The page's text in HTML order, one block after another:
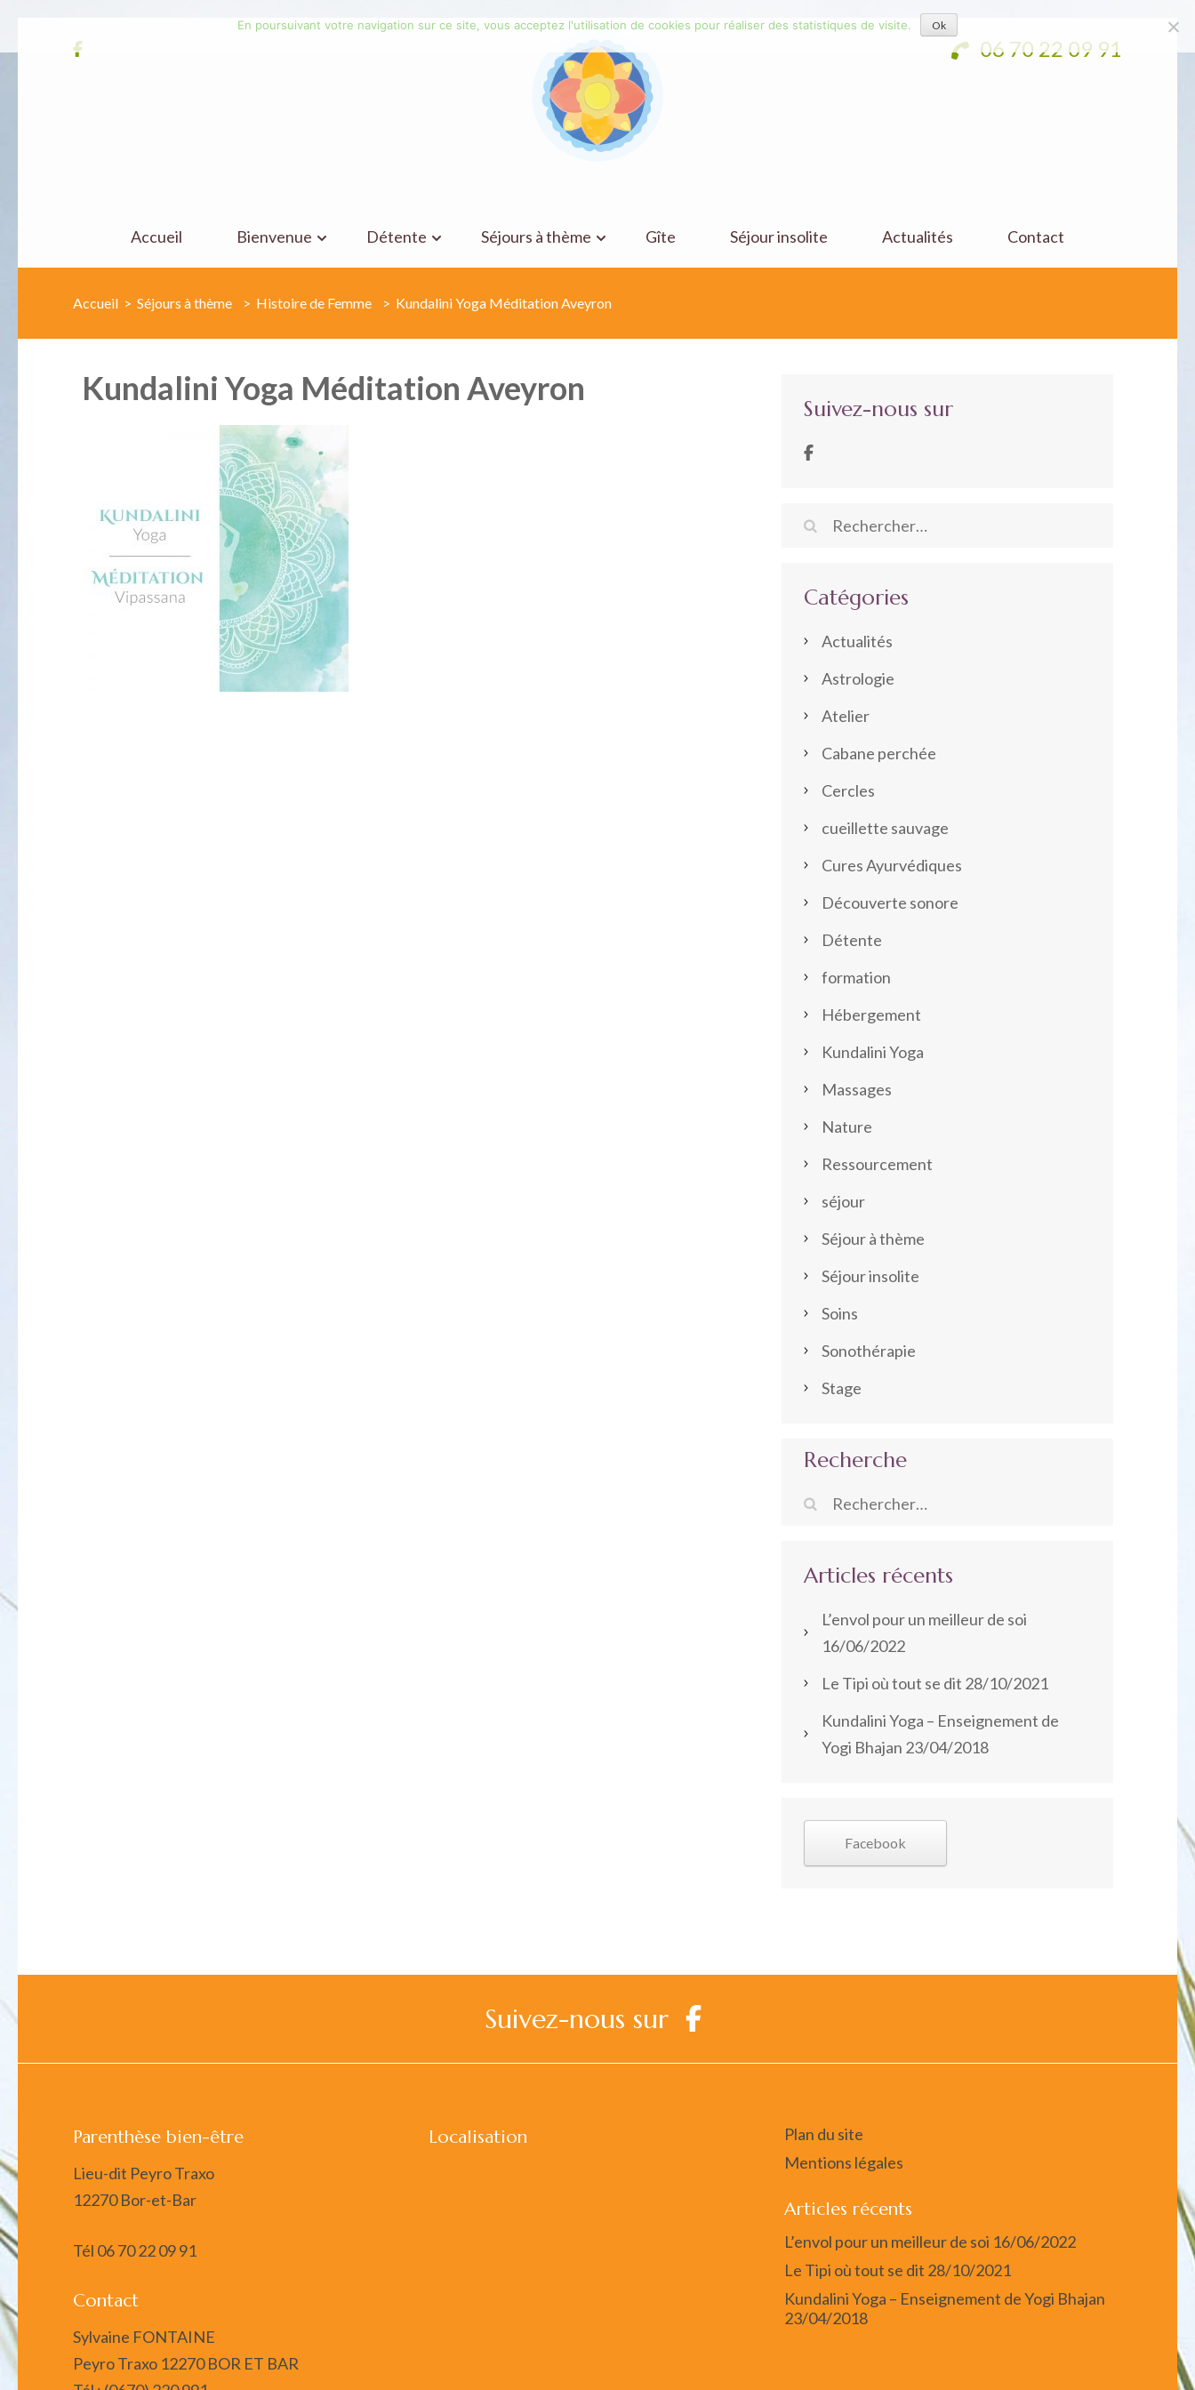
au
06 70 22 09 91
Accueil Bienvenue Détente Séjours à thème Gîte Séjour insolite Actualités Contact
Accueil > Séjours à thème > Histoire de Femme > Kundalini Yoga Méditation Aveyron
Kundalini Yoga Méditation Aveyron
Suivez-nous sur
Rechercher :
Catégories
Actualités
Astrologie
Atelier
Cabane perchée
Cercles
cueillette sauvage
Cures Ayurvédiques
Découverte sonore
Détente
formation
Hébergement
Kundalini Yoga
Massages
Nature
Ressourcement
séjour
Séjour à thème
Séjour insolite
Soins
Sonothérapie
Stage
Recherche
Rechercher :
Articles récents
L’envol pour un meilleur de soi
16/06/2022
Le Tipi où tout se dit 28/10/2021
Kundalini Yoga – Enseignement de
Yogi Bhajan 23/04/2018
Facebook
Suivez-nous sur
Parenthèse bien-être
Lieu-dit Peyro Traxo
12270 Bor-et-Bar
Tél 06 70 22 09 91
Contact
Sylvaine FONTAINE
Peyro Traxo 12270 BOR ET BAR
Localisation
Plan du site
Mentions légales
Articles récents
L’envol pour un meilleur de soi 16/06/2022
Le Tipi où tout se dit 28/10/2021
Kundalini Yoga – Enseignement de Yogi Bhajan
23/04/2018
En poursuivant votre navigation sur ce site, vous acceptez l'utilisation de cookies pour réaliser des statistiques de visite. Ok